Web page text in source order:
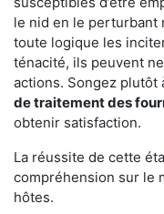
le nid en le perturbant
toute logique les
ténacité, ils peuvent
actions. Songez plutôt
de traitement des
obtenir satisfaction.
La réussite de cette
compréhension sur le
hôtes.